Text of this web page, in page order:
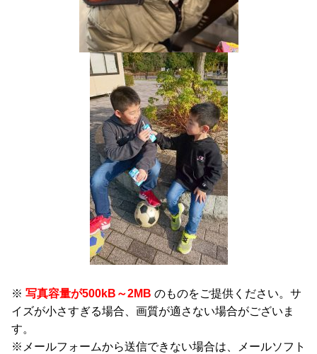
※ 写真容量が500kB～2MB のものをご提供ください。サ
イズが小さすぎる場合、画質が適さない場合がございま
す。
※メールフォームから送信できない場合は、メールソフト